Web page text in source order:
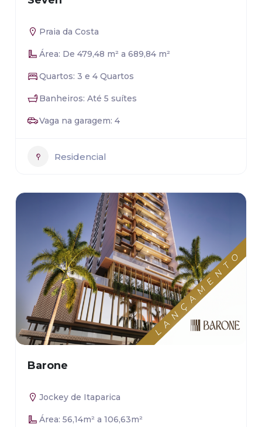
Praia da Costa
Área: De 479,48 m² a 689,84 m²
Quartos: 3 e 4 Quartos
Banheiros: Até 5 suítes
Vaga na garagem: 4
Residencial
Barone
Jockey de Itaparica
Área: 56,14m² a 106,63m²